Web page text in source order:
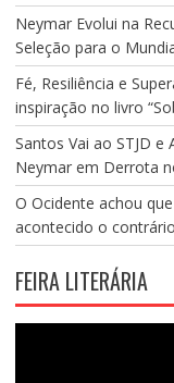
Neymar Evolui na
Seleção para o
Fé, Resiliência e
inspiração no livro
Santos Vai ao STJD e
Neymar em Derrota
O Ocidente achou
acontecido o contrário
FEIRA LITERÁRIA